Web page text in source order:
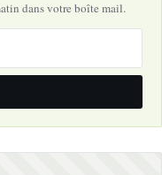
dans votre boîte mail.